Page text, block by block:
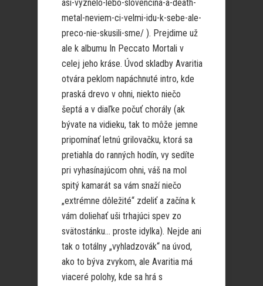
asi-vyznelo-lebo-slovencina-a-death-
metal-neviem-ci-velmi-idu-k-sebe-ale-
preco-nie-skusili-sme/ ). Prejdime už
ale k albumu In Peccato Mortali v
celej jeho kráse. Úvod skladby Avaritia
otvára peklom napáchnuté intro, kde
praská drevo v ohni, niekto niečo
šeptá a v diaľke počuť chorály (ak
bývate na vidieku, tak to môže jemne
pripomínať letnú grilovačku, ktorá sa
pretiahla do ranných hodín, vy sedíte
pri vyhasínajúcom ohni, váš na mol
spitý kamarát sa vám snaží niečo
„extrémne dôležité“ zdeliť a začína k
vám doliehať uši trhajúci spev zo
svätostánku… proste idylka). Nejde ani
tak o totálny „vyhladzovák“ na úvod,
ako to býva zvykom, ale Avaritia má
viaceré polohy, kde sa hrá s